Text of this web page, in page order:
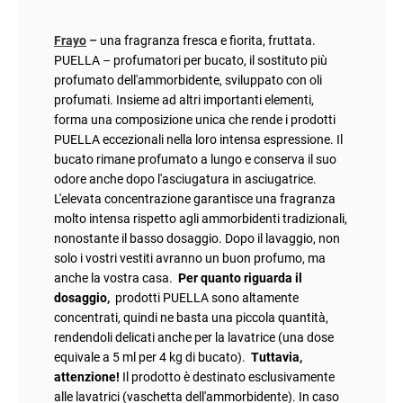
Frayo – una fragranza fresca e fiorita, fruttata.
PUELLA – profumatori per bucato, il sostituto più
profumato dell'ammorbidente, sviluppato con oli
profumati. Insieme ad altri importanti elementi,
forma una composizione unica che rende i prodotti
PUELLA eccezionali nella loro intensa espressione. Il
bucato rimane profumato a lungo e conserva il suo
odore anche dopo l'asciugatura in asciugatrice.
L'elevata concentrazione garantisce una fragranza
molto intensa rispetto agli ammorbidenti tradizionali,
nonostante il basso dosaggio. Dopo il lavaggio, non
solo i vostri vestiti avranno un buon profumo, ma
anche la vostra casa. Per quanto riguarda il
dosaggio, prodotti PUELLA sono altamente
concentrati, quindi ne basta una piccola quantità,
rendendoli delicati anche per la lavatrice (una dose
equivale a 5 ml per 4 kg di bucato). Tuttavia,
attenzione! Il prodotto è destinato esclusivamente
alle lavatrici (vaschetta dell'ammorbidente). In caso